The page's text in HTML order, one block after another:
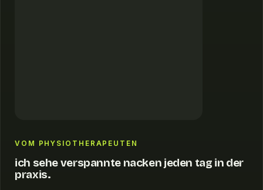
VOM PHYSIOTHERAPEUTEN
ich sehe verspannte nacken jeden tag in der
praxis.